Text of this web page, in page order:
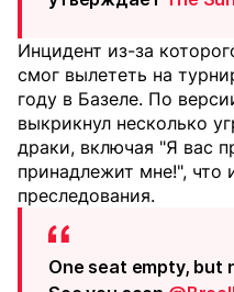
Инцидент из-за
смог вылететь на
году в Базеле. По
выкрикнул несколько
драки, включая "Я вас
принадлежит мне!", что
преследования.
One seat empty, but